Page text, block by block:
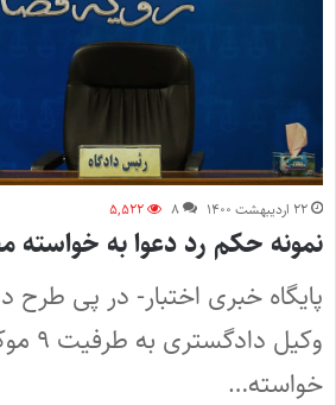
۲۲ اردیبهشت ۱۴۰۰ ۸ ۵,۵۲۲
نمونه حکم رد دعوا به خواسته
پایگاه خبری اختبار- در پی
وکیل
خواسته…